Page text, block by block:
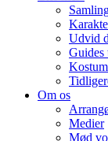
Udvid
Guides
Om os
Medier
Mød